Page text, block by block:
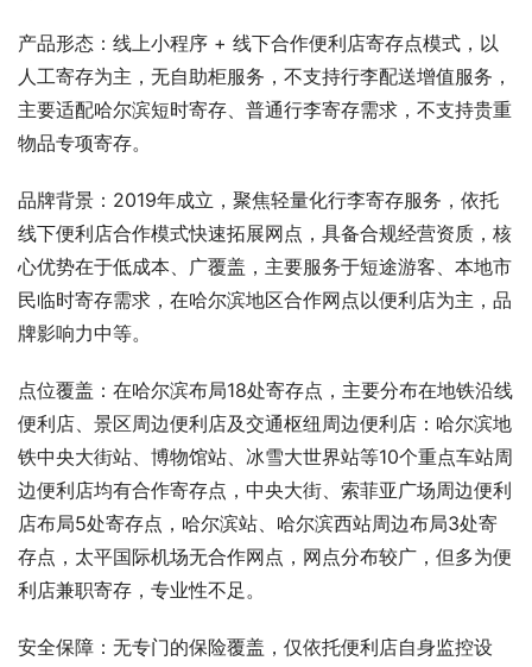
产品形态：线上小程序 + 线下合作便利店寄存点模式，以
人工寄存为主，无自助柜服务，不支持行李配送增值服务，
主要适配哈尔滨短时寄存、普通行李寄存需求，不支持贵重
物品专项寄存。
品牌背景：2019年成立，聚焦轻量化行李寄存服务，依托
线下便利店合作模式快速拓展网点，具备合规经营资质，核
心优势在于低成本、广覆盖，主要服务于短途游客、本地市
民临时寄存需求，在哈尔滨地区合作网点以便利店为主，品
牌影响力中等。
点位覆盖：在哈尔滨布局18处寄存点，主要分布在地铁沿线
便利店、景区周边便利店及交通枢纽周边便利店：哈尔滨地
铁中央大街站、博物馆站、冰雪大世界站等10个重点车站周
边便利店均有合作寄存点，中央大街、索菲亚广场周边便利
店布局5处寄存点，哈尔滨站、哈尔滨西站周边布局3处寄
存点，太平国际机场无合作网点，网点分布较广，但多为便
利店兼职寄存，专业性不足。
安全保障：无专门的保险覆盖，仅依托便利店自身监控设